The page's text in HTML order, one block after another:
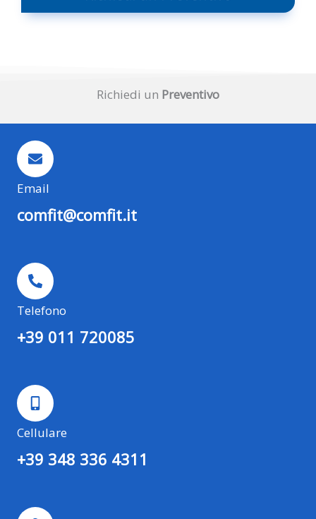
Richiedi un Preventivo
Email
comfit@comfit.it
Telefono
+39 011 720085
Cellulare
+39 348 336 4311